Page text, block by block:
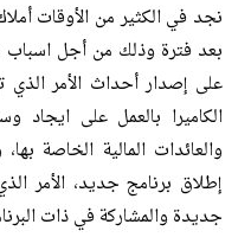
بعد فترة وذلك من أجل
على إصدار أحداث الأمر الذي
الكاميرا بالعمل على ايجاد
والعائدات المالية الخاصة
إطلاق برنامج جديد، الأمر
جديدة والمشاركة في ذات